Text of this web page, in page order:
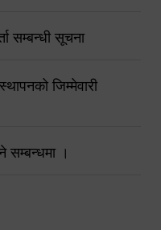
सम्बन्धी सूचना
जिम्मेवारी
सम्बन्धमा ।